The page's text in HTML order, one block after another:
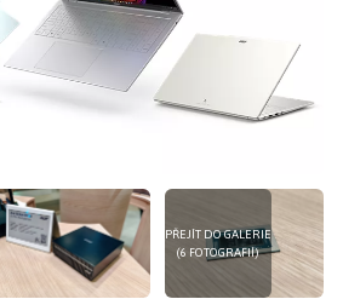
PŘEJÍT DO GALERIE
(6 FOTOGRAFIÍ)